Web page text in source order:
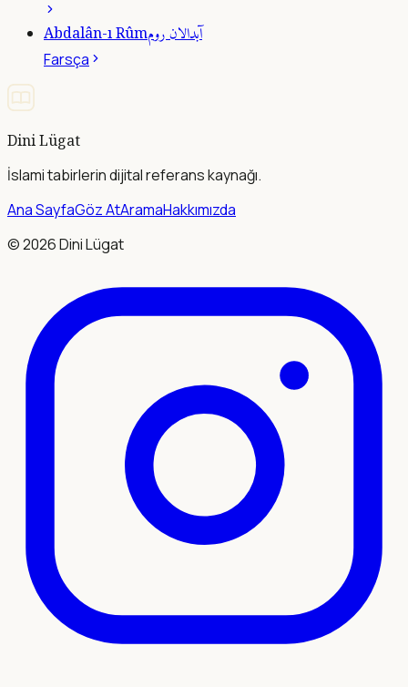
Abdalân-ı Rûmآبدالان روم
Farsça
Dini Lügat
İslami tabirlerin dijital referans kaynağı.
Ana SayfaGöz AtAramaHakkımızda
©2026Dini Lügat